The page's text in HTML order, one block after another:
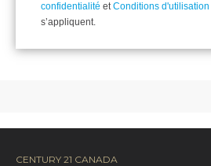
confidentialité etConditions d'utilisation
s’appliquent.
CENTURY 21 CANADA